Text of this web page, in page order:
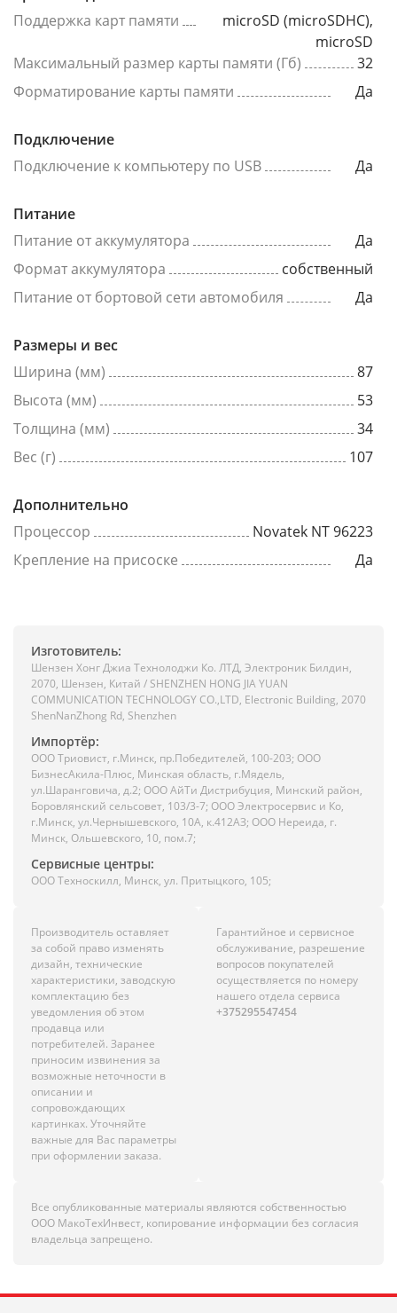
Поддержка карт памяти
microSD (microSDHC),
microSD
Максимальный размер карты памяти (Гб)
32
Форматирование карты памяти
Да
Подключение
Подключение к компьютеру по USB
Да
Питание
Питание от аккумулятора
Да
Формат аккумулятора
собственный
Питание от бортовой сети автомобиля
Да
Размеры и вес
Ширина (мм)
87
Высота (мм)
53
Толщина (мм)
34
Вес (г)
107
Дополнительно
Процессор
Novatek NT 96223
Крепление на присоске
Да
Изготовитель:
Шензен Хонг Джиа Технолоджи Ко. ЛТД, Электроник Билдин,
2070, Шензен, Китай / SHENZHEN HONG JIA YUAN
COMMUNICATION TECHNOLOGY CO.,LTD, Electronic Building, 2070
ShenNanZhong Rd, Shenzhen
Импортёр:
ООО Триовист, г.Минск, пр.Победителей, 100-203; ООО
БизнесАкила-Плюс, Минская область, г.Мядель,
ул.Шаранговича, д.2; ООО АйТи Дистрибуция, Минский район,
Боровлянский сельсовет, 103/3-7; ООО Электросервис и Ко,
г.Минск, ул.Чернышевского, 10А, к.412АЗ; ООО Нереида, г.
Минск, Ольшевского, 10, пом.7;
Сервисные центры:
ООО Техноскилл, Минск, ул. Притыцкого, 105;
Производитель оставляет
за собой право изменять
дизайн, технические
характеристики, заводскую
комплектацию без
уведомления об этом
продавца или
потребителей. Заранее
приносим извинения за
возможные неточности в
описании и
сопровождающих
картинках. Уточняйте
важные для Вас параметры
при оформлении заказа.
Гарантийное и сервисное
обслуживание, разрешение
вопросов покупателей
осуществляется по номеру
нашего отдела сервиса
+375295547454
Все опубликованные материалы являются собственностью
ООО МакоТехИнвест, копирование информации без согласия
владельца запрещено.